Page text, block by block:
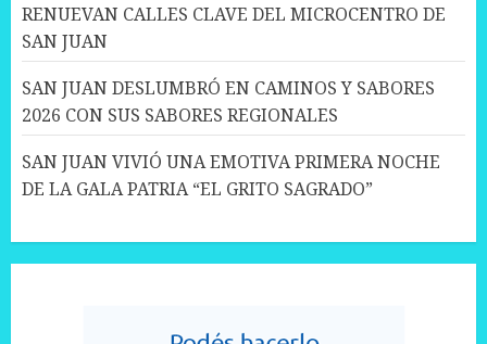
RENUEVAN CALLES CLAVE DEL MICROCENTRO DE
SAN JUAN
SAN JUAN DESLUMBRÓ EN CAMINOS Y SABORES
2026 CON SUS SABORES REGIONALES
SAN JUAN VIVIÓ UNA EMOTIVA PRIMERA NOCHE
DE LA GALA PATRIA “EL GRITO SAGRADO”